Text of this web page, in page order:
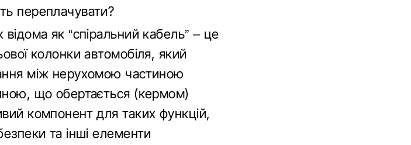
переплачувати?
як “спіральний кабель” – це
колонки автомобіля, який
між нерухомою частиною
що обертається (кермом)
компонент для таких функцій,
та інші елементи